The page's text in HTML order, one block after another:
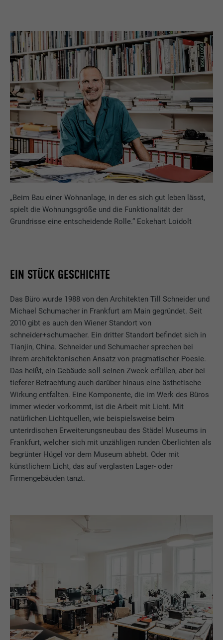
„Beim Bau einer Wohnanlage, in der es sich gut leben lässt,
spielt die Wohnungsgröße und die Funktionalität der
Grundrisse eine entscheidende Rolle.“ Eckehart Loidolt
EIN STÜCK GESCHICHTE
Das Büro wurde 1988 von den Architekten Till Schneider und
Michael Schumacher in Frankfurt am Main gegründet. Seit
2010 gibt es auch den Wiener Standort von
schneider+schumacher. Ein dritter Standort befindet sich in
Tianjin, China. Schneider und Schumacher sprechen bei
ihrem architektonischen Ansatz von pragmatischer Poesie.
Das heißt, ein Gebäude soll seinen Zweck erfüllen, aber bei
tieferer Betrachtung auch darüber hinaus eine ästhetische
Wirkung entfalten. Eine Komponente, die im Werk des Büros
immer wieder vorkommt, ist die Arbeit mit Licht. Mit
natürlichen Lichtquellen, wie beispielsweise beim
unterirdischen Erweiterungsneubau des Städel Museums in
Frankfurt, welcher sich mit unzähligen runden Oberlichten als
begrünter Hügel vor dem Museum abhebt. Oder mit
künstlichem Licht, das auf verglasten Lager- oder
Firmengebäuden tanzt.